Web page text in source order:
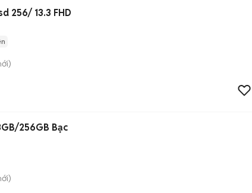
256/ 13.3 FHD
256GB Bạc